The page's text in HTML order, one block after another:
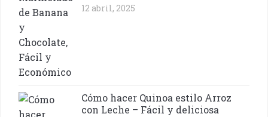
12 abril, 2025
Cómo hacer Quinoa estilo Arroz
con Leche – Fácil y deliciosa